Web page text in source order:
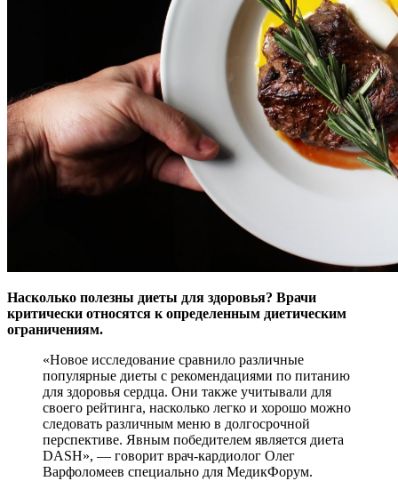
Насколько полезны диеты для здоровья? Врачи
критически относятся к определенным диетическим
ограничениям.
«Новое исследование сравнило различные
популярные диеты с рекомендациями по питанию
для здоровья сердца. Они также учитывали для
своего рейтинга, насколько легко и хорошо можно
следовать различным меню в долгосрочной
перспективе. Явным победителем является диета
DASH», — говорит врач-кардиолог Олег
Варфоломеев специально для МедикФорум.